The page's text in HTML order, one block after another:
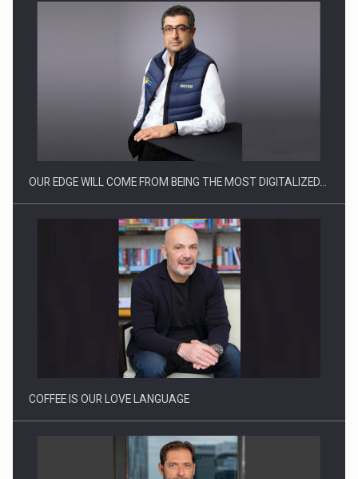
Producatorii si comerciantii care nu se supun noilor
Proteinmaxxing and the Future of Protein Demand
OUR EDGE WILL COME FROM BEING THE MOST DIGITALIZED…
COFFEE IS OUR LOVE LANGUAGE